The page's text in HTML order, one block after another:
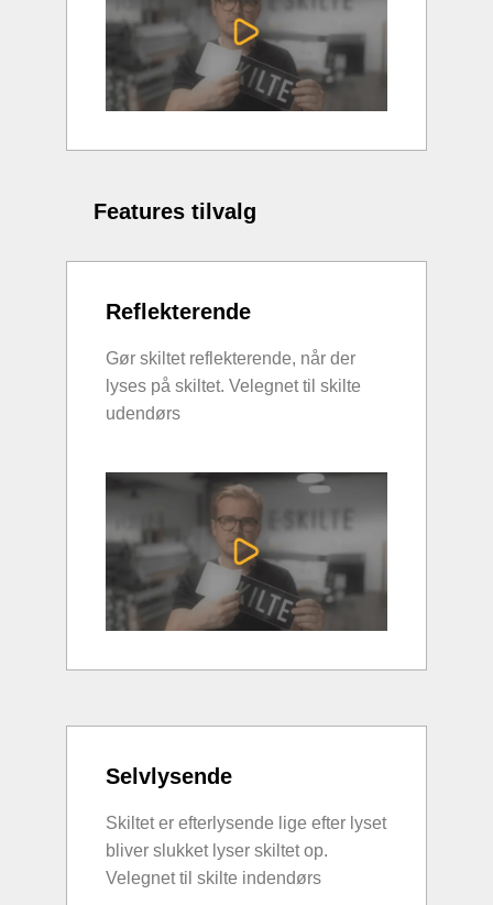
Features tilvalg
Reflekterende
Gør skiltet reflekterende, når der
lyses på skiltet. Velegnet til skilte
udendørs
Selvlysende
Skiltet er efterlysende lige efter lyset
bliver slukket lyser skiltet op.
Velegnet til skilte indendørs